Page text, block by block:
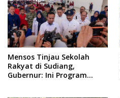
Mensos Tinjau Sekolah
Rakyat di Sudiang,
Gubernur: Ini Program